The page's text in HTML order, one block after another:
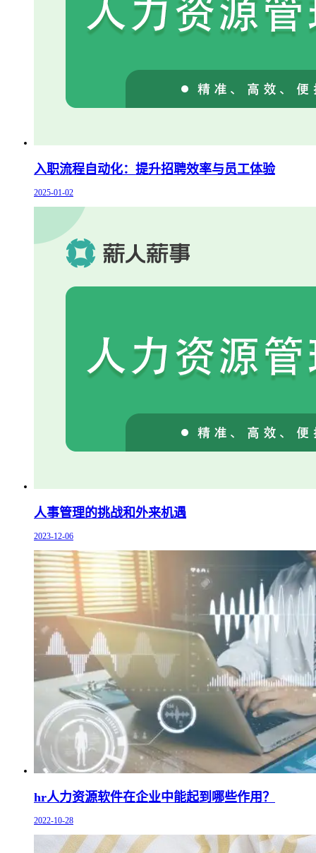
入职流程自动化：提升招聘效率与员工体验
2025-01-02
人事管理的挑战和外来机遇
2023-12-06
hr人力资源软件在企业中能起到哪些作用？
2022-10-28